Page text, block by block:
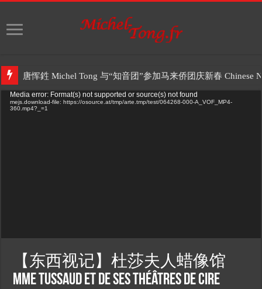
唐恽鉎 Michel Tong 与“知音团”参加马来侨团庆新春 Chinese
Video
Player
Media error: Format(s) not supported or source(s) not found
mejs.download-file: https://osource.at/tmp/arte.tmp/test/064268-000-A_VOF_MP4-
360.mp4?_=1
【东西视记】杜莎夫人蜡像馆
Mme Tussaud et de ses théâtres de cire